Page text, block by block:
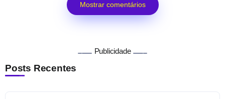
Mostrar comentários
Publicidade
Posts Recentes